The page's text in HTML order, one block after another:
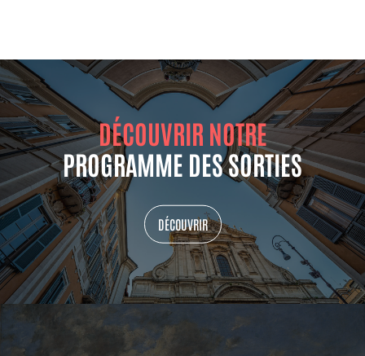
DÉCOUVRIR NOTRE
PROGRAMME DES SORTIES
DÉCOUVRIR